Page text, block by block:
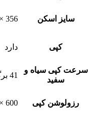
سایز اسکن 356 × 216 میلی متر
کپی دارد
سرعت کپی سیاه و
سفید
41 برگ در دقیقه
رزولوشن کپی 600 × 600 dpi